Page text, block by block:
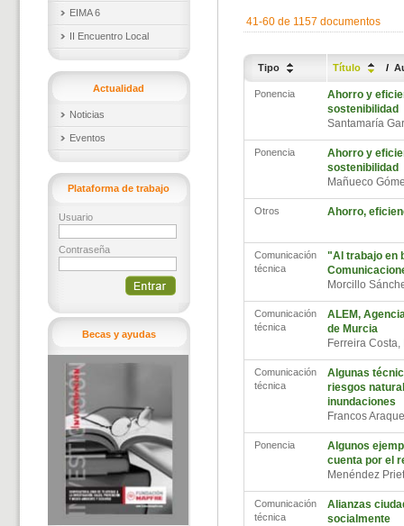
EIMA 6
II Encuentro Local
Actualidad
Noticias
Eventos
Plataforma de trabajo
Usuario
Contraseña
Becas y ayudas
41-60 de 1157 documentos
Tipo Título /
Ponencia
Ahorro y
sostenibilidad
Santamaría
Ponencia
Ahorro y
sostenibilidad
Mañueco
Otros Ahorro,
Comunicación
técnica
"Al trabajo en
Morcillo
Comunicación
técnica
ALEM,
de Murcia
Ferreira
Comunicación
técnica
Algunas
riesgos
inundaciones
Francos
Ponencia
Algunos
cuenta por el
Menéndez
Comunicación
técnica
Alianzas
socialmente